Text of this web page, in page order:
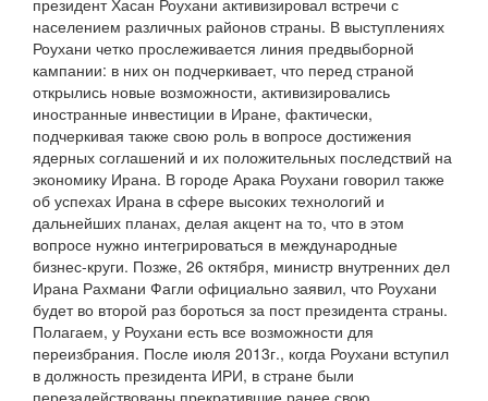
президент Хасан Роухани активизировал встречи с
населением различных районов страны. В выступлениях
Роухани четко прослеживается линия предвыборной
кампании: в них он подчеркивает, что перед страной
открылись новые возможности, активизировались
иностранные инвестиции в Иране, фактически,
подчеркивая также свою роль в вопросе достижения
ядерных соглашений и их положительных последствий на
экономику Ирана. В городе Арака Роухани говорил также
об успехах Ирана в сфере высоких технологий и
дальнейших планах, делая акцент на то, что в этом
вопросе нужно интегрироваться в международные
бизнес-круги. Позже, 26 октября, министр внутренних дел
Ирана Рахмани Фагли официально заявил, что Роухани
будет во второй раз бороться за пост президента страны.
Полагаем, у Роухани есть все возможности для
переизбрания. После июля 2013г., когда Роухани вступил
в должность президента ИРИ, в стране были